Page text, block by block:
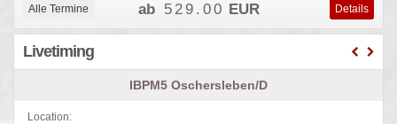
ab 529.00 EUR
Alle Termine Details
Livetiming
IBPM5 Oschersleben/D
Location: